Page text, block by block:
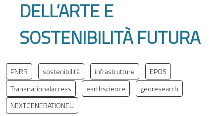
DELL’ARTE E
SOSTENIBILITÀ FUTURA
PNRR sostenibilità infrastrutture
EPOS
Transnationalaccess
earthscience
georesearch
NEXTGENERATIONEU